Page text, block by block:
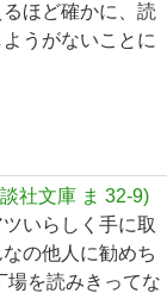
ほど確かに、読
うがないことに
社文庫 ま 32-9)
いらしく手に取
の他人に勧めち
場を読みきってな